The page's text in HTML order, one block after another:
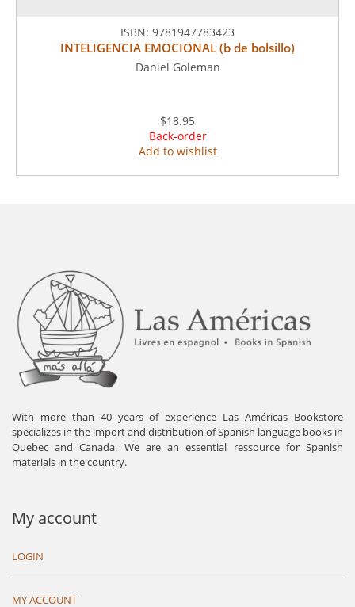
ISBN: 9781947783423
INTELIGENCIA EMOCIONAL (b de bolsillo)
Daniel Goleman
$18.95
Back-order
Add to wishlist
With more than 40 years of experience Las Américas Bookstore
specializes in the import and distribution of Spanish language books in
Quebec and Canada. We are an essential ressource for Spanish
materials in the country.
My account
LOGIN
MY ACCOUNT